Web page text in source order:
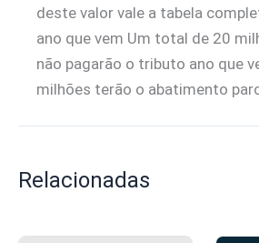
deste valor vale a tabela
ano que vem Um total de 20
não pagarão o tributo ano que
milhões terão o abatimento
Relacionadas